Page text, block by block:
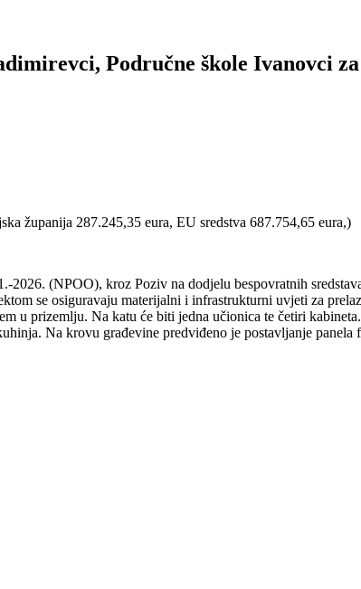
Područne škole Ivanovci
županija 287.245,35 eura, EU sredstva 687.754,65 eura,)
(NPOO), kroz Poziv na dodjelu bespovratnih
se osiguravaju materijalni i infrastrukturni uvjeti za
u prizemlju. Na katu će biti jedna učionica te četiri
Na krovu građevine predviđeno je postavljanje panela